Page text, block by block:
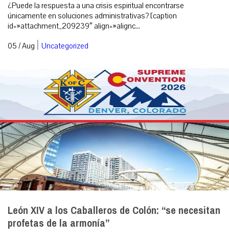
¿Puede la respuesta a una crisis espiritual encontrarse
únicamente en soluciones administrativas? [caption
id=»attachment_209239″ align=»alignc...
05 / Aug | Uncategorized
León XIV a los Caballeros de Colón: “se necesitan
profetas de la armonía”